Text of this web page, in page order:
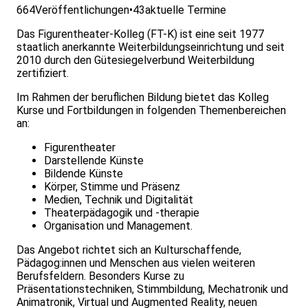
664Veröffentlichungen•43aktuelle Termine
Das Figurentheater-Kolleg (FT-K) ist eine seit 1977
staatlich anerkannte Weiterbildungseinrichtung und seit
2010 durch den Gütesiegelverbund Weiterbildung
zertifiziert.
Im Rahmen der beruflichen Bildung bietet das Kolleg
Kurse und Fortbildungen in folgenden Themenbereichen
an:
Figurentheater
Darstellende Künste
Bildende Künste
Körper, Stimme und Präsenz
Medien, Technik und Digitalität
Theaterpädagogik und -therapie
Organisation und Management.
Das Angebot richtet sich an Kulturschaffende,
Pädagog:innen und Menschen aus vielen weiteren
Berufsfeldern. Besonders Kurse zu
Präsentationstechniken, Stimmbildung, Mechatronik und
Animatronik, Virtual und Augmented Reality, neuen